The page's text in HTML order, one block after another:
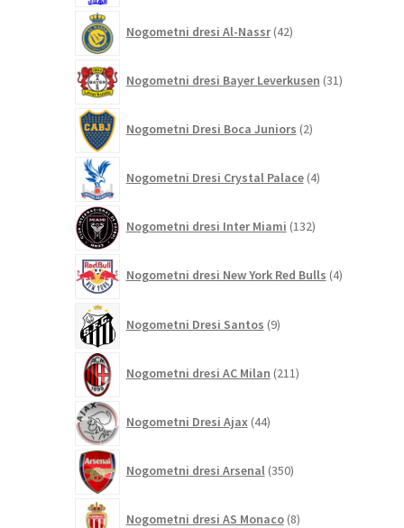
Nogometni dresi Al-Nassr 42izdelkov
Nogometni dresi Bayer Leverkusen 31izdelkov
Nogometni Dresi Boca Juniors 2izdelka
Nogometni Dresi Crystal Palace 4izdelki
Nogometni dresi Inter Miami 132izdelkov
Nogometni dresi New York Red Bulls 4izdelki
Nogometni Dresi Santos 9izdelkov
Nogometni dresi AC Milan 211izdelkov
Nogometni Dresi Ajax 44izdelkov
Nogometni dresi Arsenal 350izdelkov
Nogometni dresi AS Monaco 8